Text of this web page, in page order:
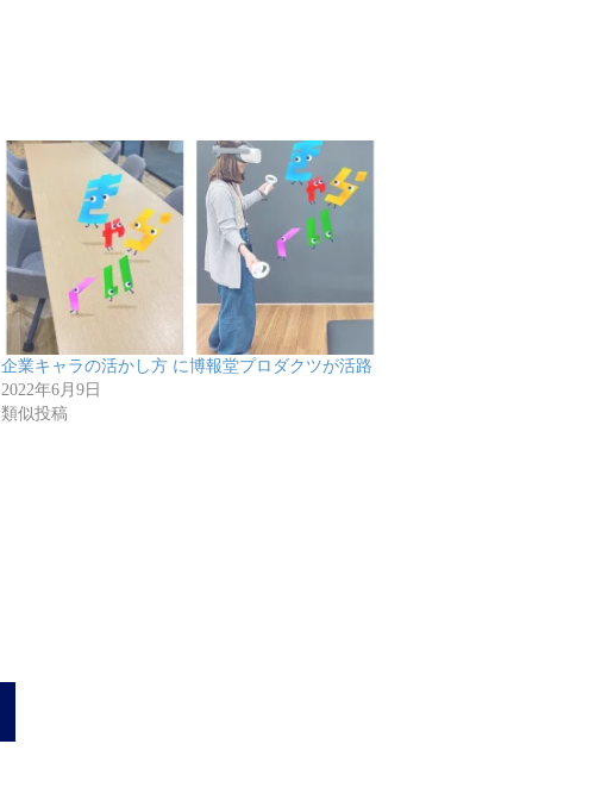
企業キャラの活かし方 に博報堂プロダクツが活路
2022年6月9日
類似投稿